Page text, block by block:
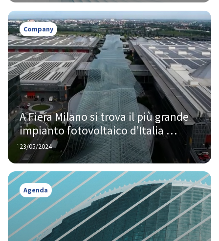
Company
A Fiera Milano si trova il più grande
impianto fotovoltaico d’Italia
realizzato sui tetti
23/05/2024
Agenda